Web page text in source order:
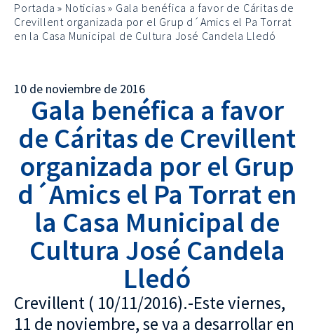
Portada » Noticias » Gala benéfica a favor de Cáritas de
Crevillent organizada por el Grup d´Amics el Pa Torrat
en la Casa Municipal de Cultura José Candela Lledó
10 de noviembre de 2016
Gala benéfica a favor
de Cáritas de Crevillent
organizada por el Grup
d´Amics el Pa Torrat en
la Casa Municipal de
Cultura José Candela
Lledó
Crevillent ( 10/11/2016).-Este viernes,
11 de noviembre, se va a desarrollar en